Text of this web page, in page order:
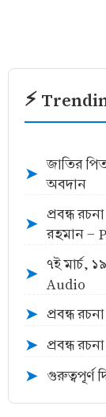
⚡
➤
জাতির
অবদান
➤
প্রবন্ধ
রহমান -
➤
৭ই মার্চ,
Audio
➤ প্রবন্ধ
➤ প্রবন্ধ
➤ গুরুত্বপূর্ণ